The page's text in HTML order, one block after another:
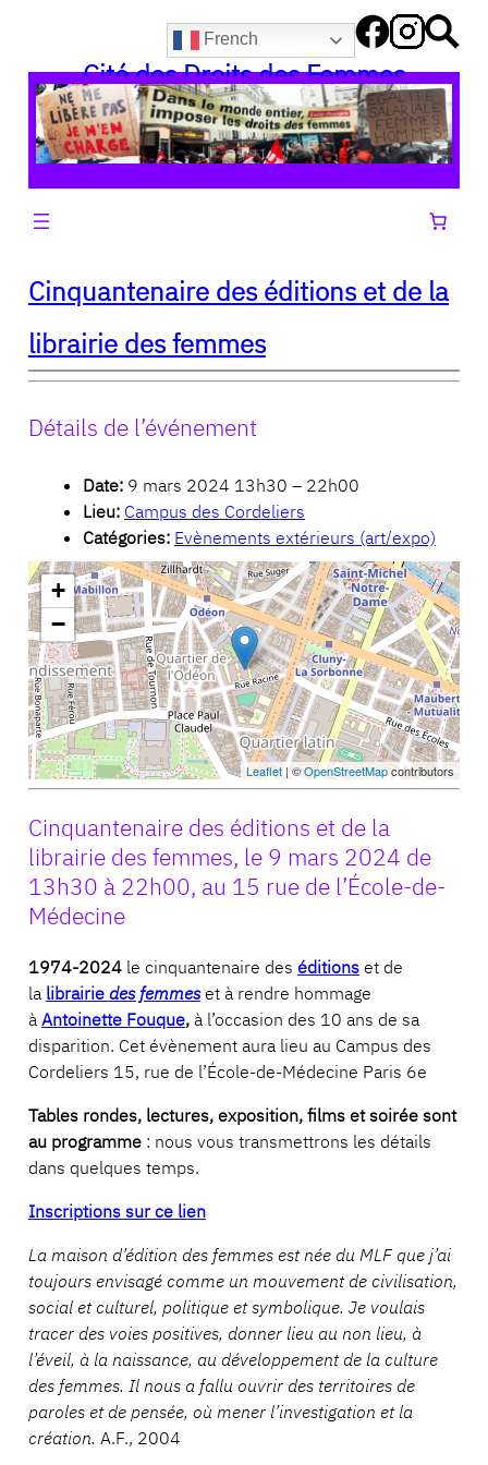
contenu
French
Cité des Droits des Femmes
Cinquantenaire des éditions et de la
librairie des femmes
Détails de l’événement
Date: 9 mars 2024 13h30 – 22h00
Lieu: Campus des Cordeliers
Catégories: Evènements extérieurs (art/expo)
+
−
Leaflet | ©OpenStreetMapcontributors
Cinquantenaire des éditions et de la
librairie des femmes, le 9 mars 2024 de
13h30 à 22h00, au 15 rue de l’École-de-
Médecine
1974-2024le cinquantenaire des éditionset de
la librairie des femmeset à rendre hommage
à Antoinette Fouque,à l’occasion des 10 ans de sa
disparition. Cet évènement aura lieu au Campus des
Cordeliers 15, rue de l’École-de-Médecine Paris 6e
Tables rondes, lectures, exposition, films et soirée sont
au programme: nous vous transmettrons les détails
dans quelques temps.
Inscriptions sur ce lien
La maison d’édition des femmes est née du MLF que j’ai
toujours envisagé comme un mouvement de civilisation,
social et culturel, politique et symbolique. Je voulais
tracer des voies positives, donner lieu au non lieu, à
l’éveil, à la naissance, au développement de la culture
des femmes. Il nous a fallu ouvrir des territoires de
paroles et de pensée, où mener l’investigation et la
création. A.F., 2004